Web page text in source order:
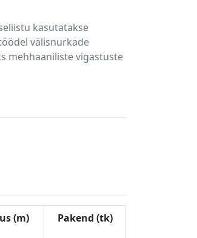
kasutatakse
välisnurkade
mehhaaniliste vigastuste
(m) Pakend (tk)